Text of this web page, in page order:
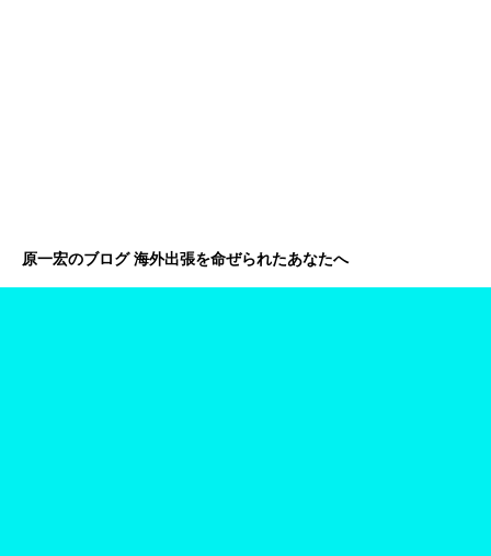
原一宏のブログ 海外出張を命ぜられたあなたへ